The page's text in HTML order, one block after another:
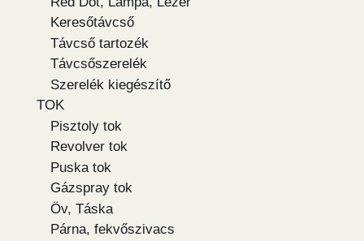
Keresőtávcső
Távcső tartozék
Távcsőszerelék
Szerelék kiegészítő
TOK
Pisztoly tok
Revolver tok
Puska tok
Gázspray tok
Öv, Táska
Párna, fekvőszivacs